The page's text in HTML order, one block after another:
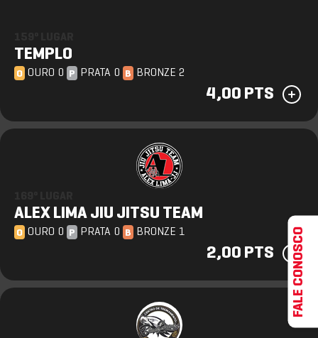
TEMPLO
O OURO 0 P PRATA 0 B BRONZE 2
4,00 PTS
ALEX LIMA JIU JITSU TEAM
O OURO 0 P PRATA 0 B BRONZE 1
2,00 PTS FALE CONOSCO